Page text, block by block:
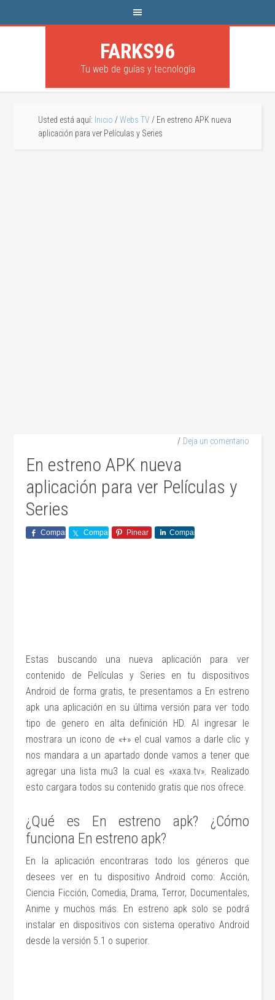
FARKS96
Tu web de guías y tecnología
Usted está aquí: Inicio / Webs TV / En estreno APK nueva
aplicación para ver Películas y Series
Deja un comentario
En estreno APK nueva
aplicación para ver Películas y
Series
Comparte Comparte Pinear Comparte
Estas buscando una nueva aplicación para ver
contenido de Películas y Series en tu dispositivos
Android de forma gratis, te presentamos a En estreno
apk una aplicación en su última versión para ver todo
tipo de genero en alta definición HD. Al ingresar le
mostrara un icono de «+» el cual vamos a darle clic y
nos mandara a un apartado donde vamos a tener que
agregar una lista mu3 la cual es «xaxa.tv». Realizado
esto cargara todos su contenido gratis que nos ofrece.
¿Qué es En estreno apk? ¿Cómo
funciona En estreno apk?
En la aplicación encontraras todo los géneros que
desees ver en tu dispositivo Android como: Acción,
Ciencia Ficción, Comedia, Drama, Terror, Documentales,
Anime y muchos más. En estreno apk solo se podrá
instalar en dispositivos con sistema operativo Android
desde la versión 5.1 o superior.